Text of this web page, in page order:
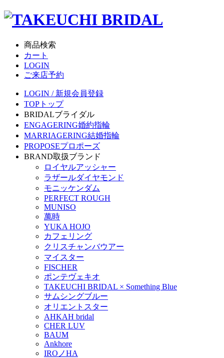
商品検索
カート
LOGIN
ご来店予約
LOGIN / 新規会員登録
TOP トップ
BRIDALブライダル
ENGAGERING婚約指輪
MARRIAGERING結婚指輪
PROPOSEプロポーズ
BRAND取扱ブランド
ロイヤルアッシャー
ラザールダイヤモンド
モニッケンダム
PERFECT ROUGH
MUNISO
萬時
YUKA HOJO
カフェリング
クリスチャンバウアー
マイスター
FISCHER
ポンテヴェキオ
TAKEUCHI BRIDAL × Something Blue
サムシングブルー
オリエントスター
AHKAH bridal
CHER LUV
BAUM
Ankhore
IROノHA